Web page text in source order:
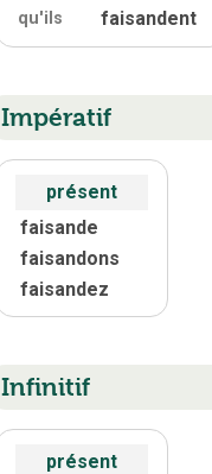
qu'ils faisandent
Impératif
présent
faisande
faisandons
faisandez
Infinitif
présent